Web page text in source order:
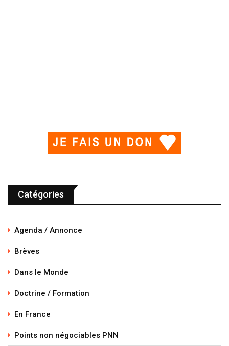
Catégories
Agenda / Annonce
Brèves
Dans le Monde
Doctrine / Formation
En France
Points non négociables PNN